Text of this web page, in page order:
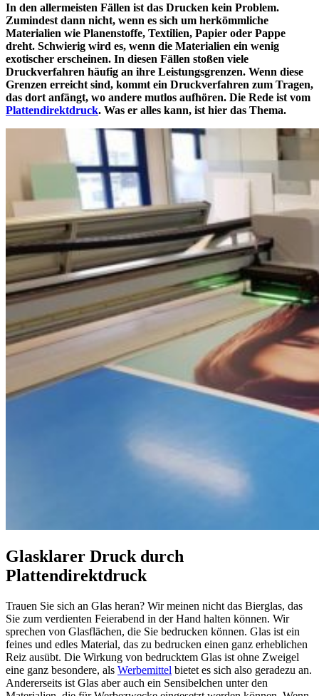
In den allermeisten Fällen ist das Drucken kein Problem.
Zumindest dann nicht, wenn es sich um herkömmliche
Materialien wie Planenstoffe, Textilien, Papier oder Pappe
dreht. Schwierig wird es, wenn die Materialien ein wenig
exotischer erscheinen. In diesen Fällen stoßen viele
Druckverfahren häufig an ihre Leistungsgrenzen. Wenn diese
Grenzen erreicht sind, kommt ein Druckverfahren zum Tragen,
das dort anfängt, wo andere mutlos aufhören. Die Rede ist vom
Plattendirektdruck. Was er alles kann, ist hier das Thema.
Glasklarer Druck durch
Plattendirektdruck
Trauen Sie sich an Glas heran? Wir meinen nicht das Bierglas, das
Sie zum verdienten Feierabend in der Hand halten können. Wir
sprechen von Glasflächen, die Sie bedrucken können. Glas ist ein
feines und edles Material, das zu bedrucken einen ganz erheblichen
Reiz ausübt. Die Wirkung von bedrucktem Glas ist ohne Zweigel
eine ganz besondere, als Werbemittel bietet es sich also geradezu an.
Andererseits ist Glas aber auch ein Sensibelchen unter den